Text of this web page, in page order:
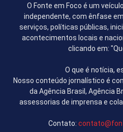
O Fonte em Foco é um
independente, com ênfase
serviços, políticas públicas,
acontecimentos locais e
clicando em:
O que é notícia,
Nosso conteúdo jornalístico é
da Agência Brasil, Agência
assessorias de imprensa e
Contato: